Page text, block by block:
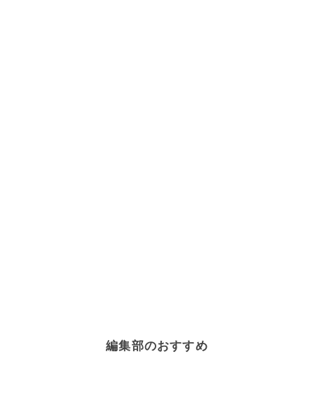
編集部のおすすめ